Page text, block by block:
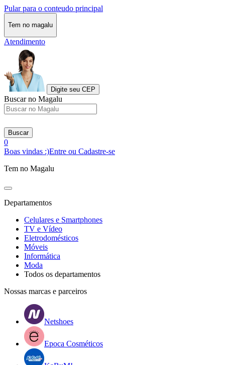
Pular para o conteudo principal
Tem no magalu
Atendimento
Digite seu CEP
Buscar no Magalu
Buscar
0
Boas vindas :)Entre ou Cadastre-se
Tem no Magalu
Departamentos
Celulares e Smartphones
TV e Vídeo
Eletrodomésticos
Móveis
Informática
Moda
Todos os departamentos
Nossas marcas e parceiros
Netshoes
Epoca Cosméticos